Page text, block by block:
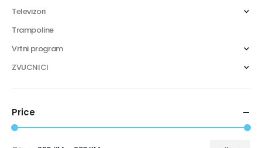
Televizori
Trampoline
Vrtni program
ZVUCNICI
Price